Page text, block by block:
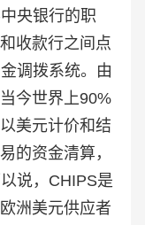
央银行的职
收款行之间点
调拨系统。由
今世界上90%
美元计价和结
的资金清算，
说，CHIPS是
洲美元供应者